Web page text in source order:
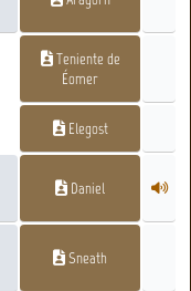
Teniente de
Éomer
Elegost
Daniel
Sneath